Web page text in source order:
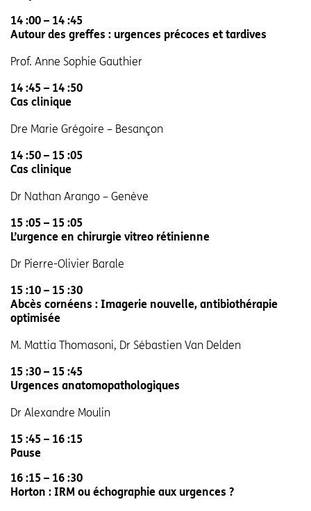
14 :00 – 14 :45
Autour des greffes : urgences précoces et tardives
Prof. Anne Sophie Gauthier
14 :45 – 14 :50
Cas clinique
Dre Marie Grégoire – Besançon
14 :50 – 15 :05
Cas clinique
Dr Nathan Arango – Genève
15 :05 – 15 :05
L’urgence en chirurgie vitreo rétinienne
Dr Pierre-Olivier Barale
15 :10 – 15 :30
Abcès cornéens : Imagerie nouvelle, antibiothérapie
optimisée
M. Mattia Thomasoni, Dr Sébastien Van Delden
15 :30 – 15 :45
Urgences anatomopathologiques
Dr Alexandre Moulin
15 :45 – 16 :15
Pause
16 :15 – 16 :30
Horton : IRM ou échographie aux urgences ?